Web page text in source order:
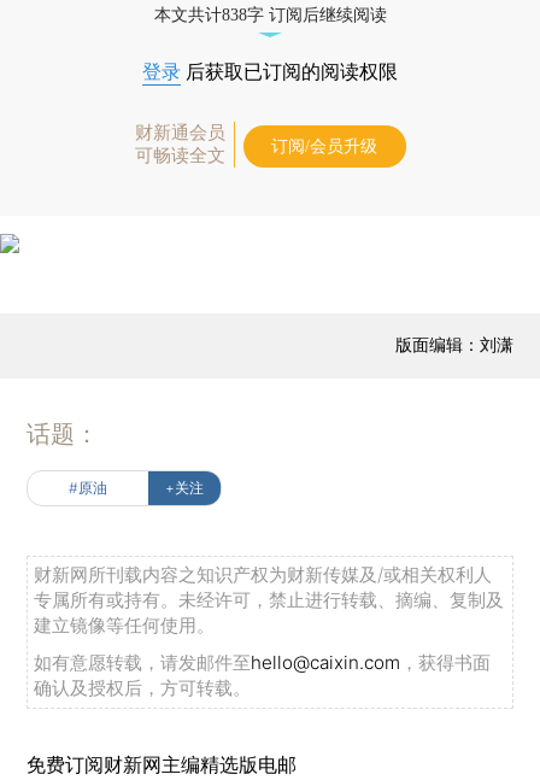
本文共计838字 订阅后继续阅读
登录 后获取已订阅的阅读权限
财新通会员
可畅读全文
订阅/会员升级
版面编辑：刘潇
话题：
#原油 +关注
财新网所刊载内容之知识产权为财新传媒及/或相关权利人
专属所有或持有。未经许可，禁止进行转载、摘编、复制及
建立镜像等任何使用。
如有意愿转载，请发邮件至hello@caixin.com ，获得书面
确认及授权后，方可转载。
免费订阅财新网主编精选版电邮